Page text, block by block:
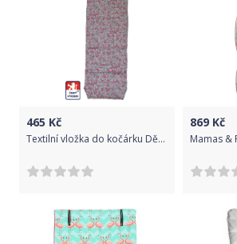
465 Kč
Textilní vložka do kočárku Dětský svět Valco Baby Snap 4 kytička 36x90cm
869 Kč